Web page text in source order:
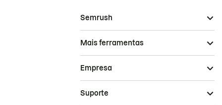
Semrush
Mais ferramentas
Empresa
Suporte